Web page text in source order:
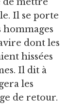
Il se porte
dont les
hissées
Il dit à
les
de retour.